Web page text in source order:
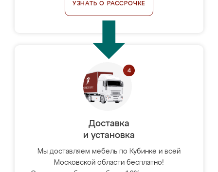
УЗНАТЬ О РАССРОЧКЕ
Доставка
и установка
Мы доставляем мебель по Кубинке и всей
Московской области бесплатно!